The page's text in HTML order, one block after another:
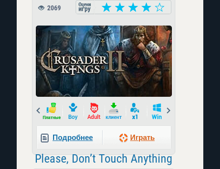
2069
Prev
Подробнее Играть
Please, Don’t Touch Anything